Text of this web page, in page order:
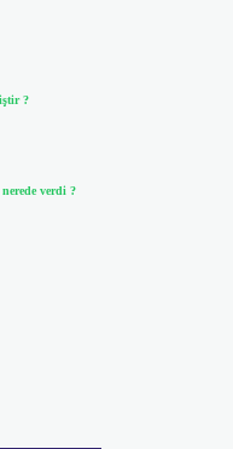
?
verdi ?